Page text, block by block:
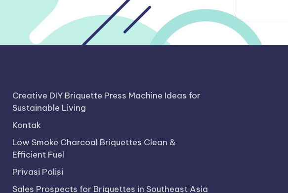
Creative DIY Briquette Press Machine Ideas for
Sustainable Living
Kontak
Low Smoke Charcoal Briquettes Clean &
Efficient Fuel
Privasi Polisi
Sales Prospects for Briquettes in Southeast Asia